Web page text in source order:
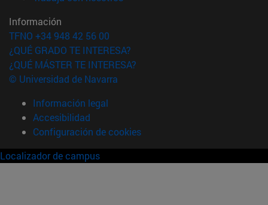
Información
TFNO +34 948 42 56 00
¿QUÉ GRADO TE INTERESA?
¿QUÉ MÁSTER TE INTERESA?
© Universidad de Navarra
Información legal
Accesibilidad
Configuración de cookies
Localizador de campus